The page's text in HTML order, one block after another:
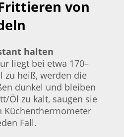
von
halten
liegt bei etwa 170–
zu heiß, werden die
dunkel und bleiben
Öl zu kalt, saugen sie
Küchenthermometer
Fall.